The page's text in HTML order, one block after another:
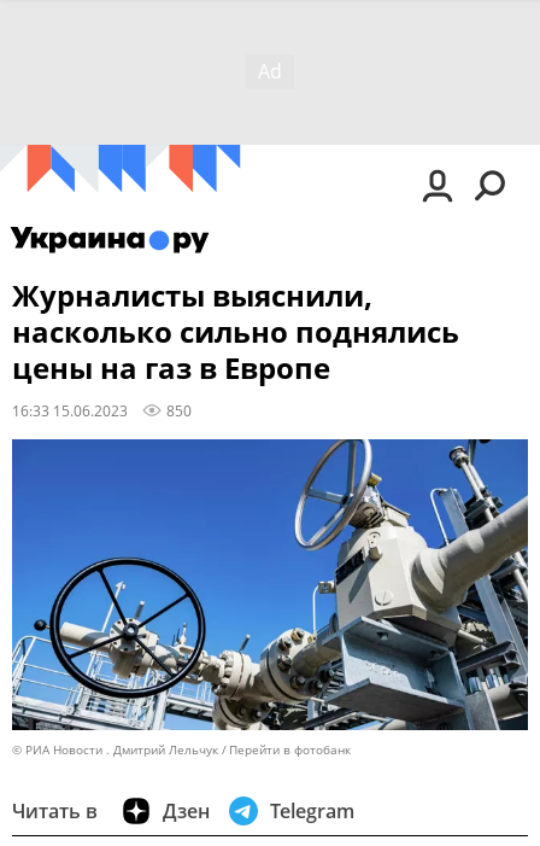
Журналисты выяснили,
насколько сильно поднялись
цены на газ в Европе
16:33 15.06.2023 850
© РИА Новости . Дмитрий Лельчук Перейти в фотобанк
Читать в Дзен Telegram